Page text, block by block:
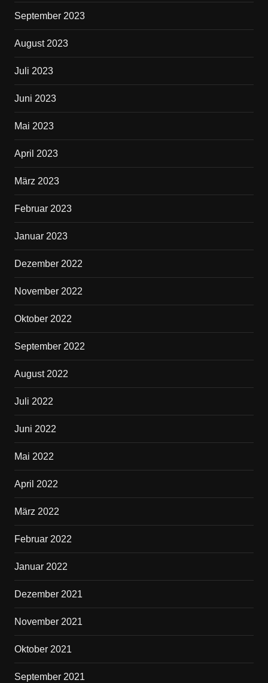
September 2023
August 2023
Juli 2023
Juni 2023
Mai 2023
April 2023
März 2023
Februar 2023
Januar 2023
Dezember 2022
November 2022
Oktober 2022
September 2022
August 2022
Juli 2022
Juni 2022
Mai 2022
April 2022
März 2022
Februar 2022
Januar 2022
Dezember 2021
November 2021
Oktober 2021
September 2021